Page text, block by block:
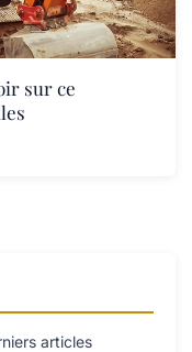
sur ce
articles